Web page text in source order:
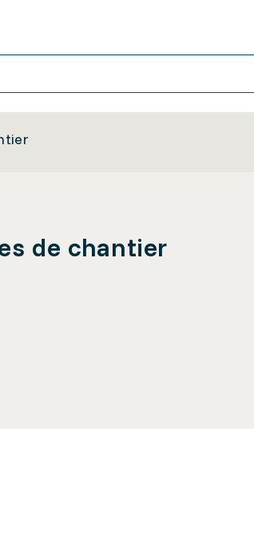
de chantier